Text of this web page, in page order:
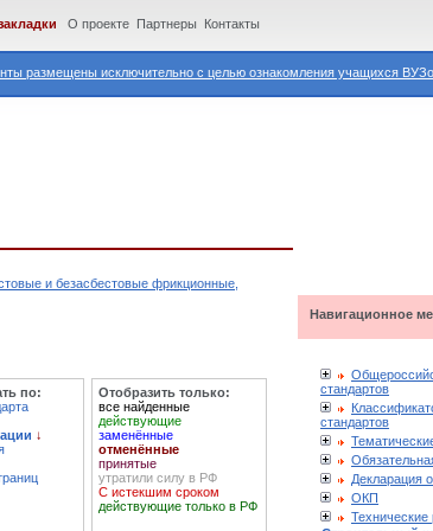
размещены исключительно с целью ознакомления учащихся
О проекте Партнеры Контакты
и безасбестовые фрикционные,
по:
↓
Отобразить только:
все найденные
действующие
заменённые
отменённые
принятые
утратили силу в РФ
С истекшим сроком
действующие только в РФ
Навигационное
стандартов
стандартов
Декларация
ОКП